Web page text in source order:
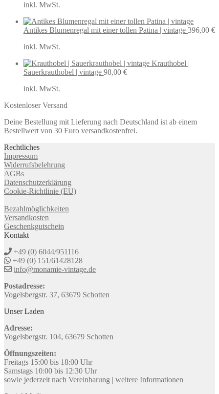
inkl. MwSt.
Antikes Blumenregal mit einer tollen Patina | vintage 396,00 €
inkl. MwSt.
Krauthobel |
Sauerkrauthobel | vintage 98,00 €
inkl. MwSt.
Kostenloser Versand
Deine Bestellung mit Lieferung nach Deutschland ist ab einem
Bestellwert von 30 Euro versandkostenfrei.
Rechtliches
Impressum
Widerrufsbelehrung
AGBs
Datenschutzerklärung
Cookie-Richtlinie (EU)
Bezahlmöglichkeiten
Versandkosten
Geschenkgutschein
Kontakt
+49 (0) 6044/951116
+49 (0) 151/61428128
info@monamie-vintage.de
Postadresse:
Vogelsbergstr. 37, 63679 Schotten
Unser Laden
Adresse:
Vogelsbergstr. 104, 63679 Schotten
Öffnungszeiten:
Freitags 15:00 bis 18:00 Uhr
Samstags 10:00 bis 12:30 Uhr
sowie jederzeit nach Vereinbarung | weitere Informationen